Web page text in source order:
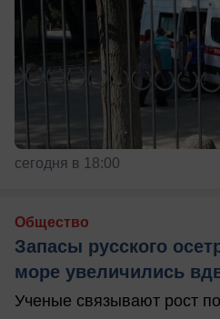
сегодня в 18:00
Общество
Запасы русского
море увеличились
Ученые связывают рост